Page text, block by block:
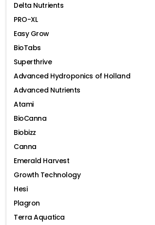
Delta Nutrients
PRO-XL
Easy Grow
BioTabs
Superthrive
Advanced Hydroponics of Holland
Advanced Nutrients
Atami
BioCanna
Biobizz
Canna
Emerald Harvest
Growth Technology
Hesi
Plagron
Terra Aquatica